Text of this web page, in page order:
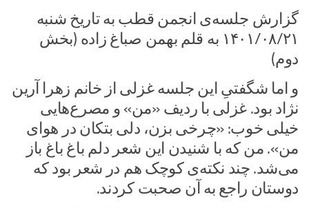
گزارش جلسه‌ی انجمن قطب به تاریخ شنبه
۱۴۰۱/۰۸/۲۱ به قلم بهمن صباغ زاده (بخش
دوم)
و اما شگفتیِ این جلسه غزلی از خانم زهرا آرین
نژاد بود. غزلی با ردیف «من» و مصرع‌هایی
خیلی خوب: «چرخی بزن، دلی بتکان در هوای
من». من که با شنیدن این شعر دلم باغ باغ باز
می‌شد. چند نکته‌ی کوچک هم در شعر بود که
دوستان راجع به آن صحبت کردند.